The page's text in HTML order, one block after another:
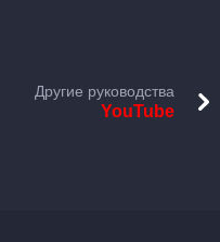
Другие руководства
YouTube